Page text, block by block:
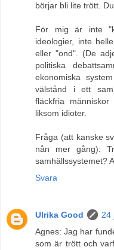
börjar bli lite trött.
För mig är inte
ideologier, inte
eller "ond". (De
politiska
ekonomiska
välstånd i ett
fläckfria
liksom idioter.
Fråga (att kanske
nån mer gång):
samhällssystemet?
Svara
Ulrika Good
24
Agnes: Jag har
som är trött och